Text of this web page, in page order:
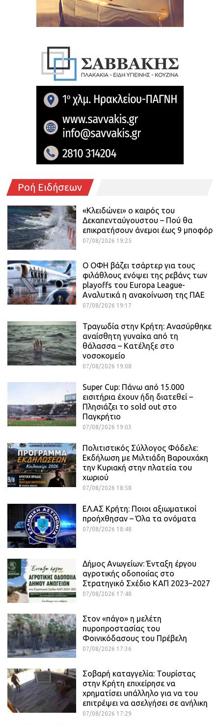
Ροή Ειδήσεων
«Κλειδώνει» ο καιρός του
Δεκαπενταύγουστου – Πού θα
επικρατήσουν άνεμοι έως 9 μποφόρ
07/08/2026 19:25
Ο ΟΦΗ βάζει τσάρτερ για τους
φιλάθλους ενόψει της ρεβάνς των
playoffs του Europa League-
Αναλυτικά η ανακοίνωση της ΠΑΕ
07/08/2026 19:17
Τραγωδία στην Κρήτη: Ανασύρθηκε
αναίσθητη γυναίκα από τη
θάλασσα – Κατέληξε στο
νοσοκομείο
07/08/2026 19:08
Super Cup: Πάνω από 15.000
εισιτήρια έχουν ήδη διατεθεί –
Πλησιάζει το sold out στο
Παγκρήτιο
07/08/2026 19:03
Πολιτιστικός Σύλλογος Φόδελε:
Εκδήλωση με Μιλτιάδη Βαρουχάκη
την Κυριακή στην πλατεία του
χωριού
07/08/2026 18:58
ΕΛ.ΑΣ Κρήτη: Ποιοι αξιωματικοί
προήχθησαν – Όλα τα ονόματα
07/08/2026 18:48
Δήμος Ανωγείων: Ένταξη έργου
αγροτικής οδοποιίας στο
Στρατηγικό Σχέδιο ΚΑΠ 2023–2027
07/08/2026 17:48
Στον «πάγο» η μελέτη
πυροπροστασίας του
Φοινικόδασους του Πρέβελη
07/08/2026 17:36
Σοβαρή καταγγελία: Τουρίστας
στην Κρήτη επιχείρησε να
χρηματίσει υπάλληλο για να του
επιτρέψει να ασελγήσει σε ανήλικη
07/08/2026 17:29